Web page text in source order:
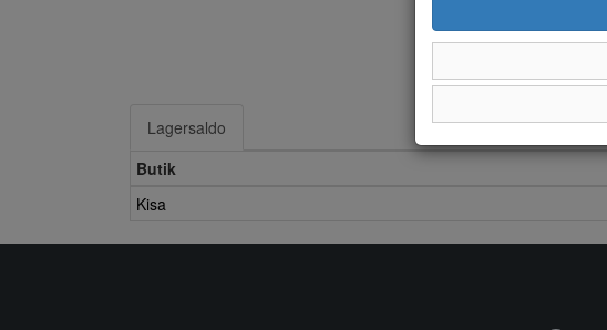
Lagersaldo
Butik
Kisa